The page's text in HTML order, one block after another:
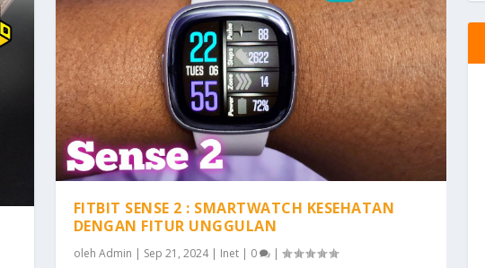
FITBIT SENSE 2 : SMARTWATCH KESEHATAN
DENGAN FITUR UNGGULAN
oleh Admin | Sep 21, 2024| Inet| 0 |